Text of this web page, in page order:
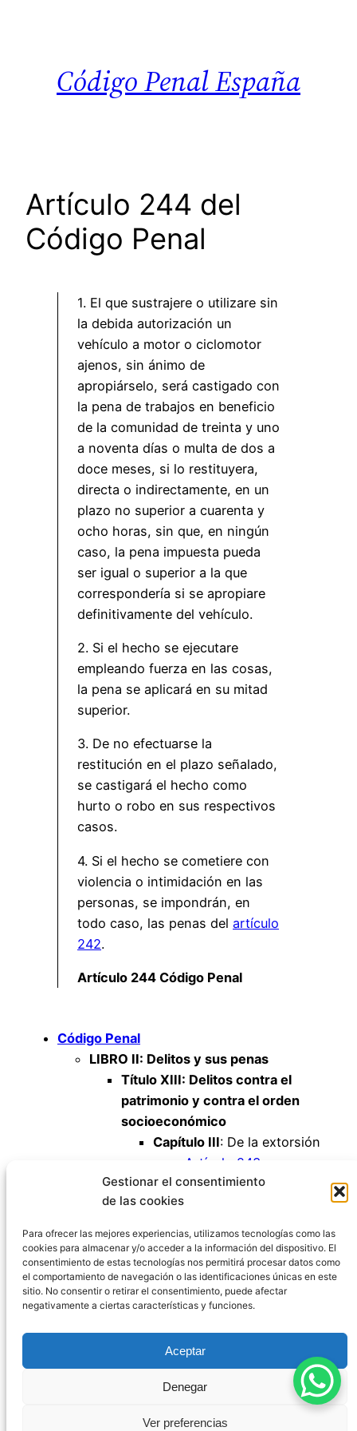
Gestionar el consentimiento
de las cookies
Para ofrecer las mejores experiencias, utilizamos tecnologías como las
cookies para almacenar y/o acceder a la información del dispositivo. El
consentimiento de estas tecnologías nos permitirá procesar datos como
el comportamiento de navegación o las identificaciones únicas en este
sitio. No consentir o retirar el consentimiento, puede afectar
negativamente a ciertas características y funciones.
Aceptar
Denegar
Ver preferencias
Código Penal España
Artículo 244 del
Código Penal
1. El que sustrajere o utilizare sin
la debida autorización un
vehículo a motor o ciclomotor
ajenos, sin ánimo de
apropiárselo, será castigado con
la pena de trabajos en beneficio
de la comunidad de treinta y uno
a noventa días o multa de dos a
doce meses, si lo restituyera,
directa o indirectamente, en un
plazo no superior a cuarenta y
ocho horas, sin que, en ningún
caso, la pena impuesta pueda
ser igual o superior a la que
correspondería si se apropiare
definitivamente del vehículo.
2. Si el hecho se ejecutare
empleando fuerza en las cosas,
la pena se aplicará en su mitad
superior.
3. De no efectuarse la
restitución en el plazo señalado,
se castigará el hecho como
hurto o robo en sus respectivos
casos.
4. Si el hecho se cometiere con
violencia o intimidación en las
personas, se impondrán, en
todo caso, las penas del artículo
242.
Artículo 244 Código Penal
Código Penal
LIBRO II: Delitos y sus penas
Título XIII: Delitos contra el
patrimonio y contra el orden
socioeconómico
Capítulo III: De la extorsión
Artículo 243
Capítulo IV: Del robo y hurto
de uso de vehículos
Política de Privacidad
Política de
Contacto